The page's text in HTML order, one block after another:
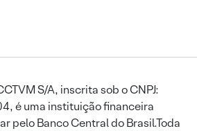
S/A, inscrita sob o CNPJ:
é uma instituição financeira
pelo Banco Central do Brasil.Toda